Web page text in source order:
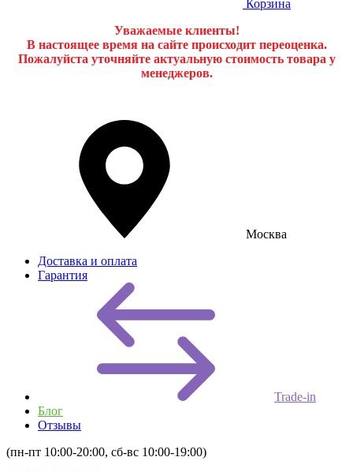
Корзина
Уважаемые клиенты!
В настоящее время на сайте происходит переоценка.
Пожалуйста уточняйте актуальную стоимость товара у
менеджеров.
Москва
Доставка и оплата
Гарантия
Trade-in
Блог
Отзывы
(пн-пт 10:00-20:00, сб-вс 10:00-19:00)